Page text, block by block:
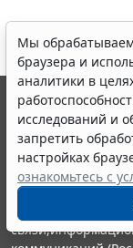
Мы
браузера и
аналитики в
исследований и
запретить
настройках
ознакомьтесь с
© ООО "НПП
выпускается с
являются
информации
Портал ГАРАНТ.РУ
издания